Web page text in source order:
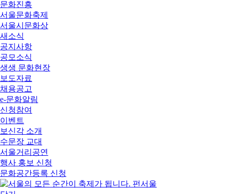
문화진흥
서울문화축제
서울시문화상
새소식
공지사항
공모소식
생생 문화현장
보도자료
채용공고
e-문화알림
신청참여
이벤트
보신각 소개
수문장 교대
서울거리공연
행사 홍보 신청
문화공간등록 신청